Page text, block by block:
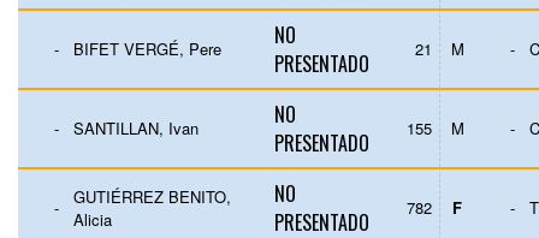
- BIFET VERGÉ, Pere
NO
PRESENTADO
21 M -
- SANTILLAN, Ivan
NO
PRESENTADO
155 M -
-
GUTIÉRREZ BENITO,
Alicia
NO
PRESENTADO
782 F -